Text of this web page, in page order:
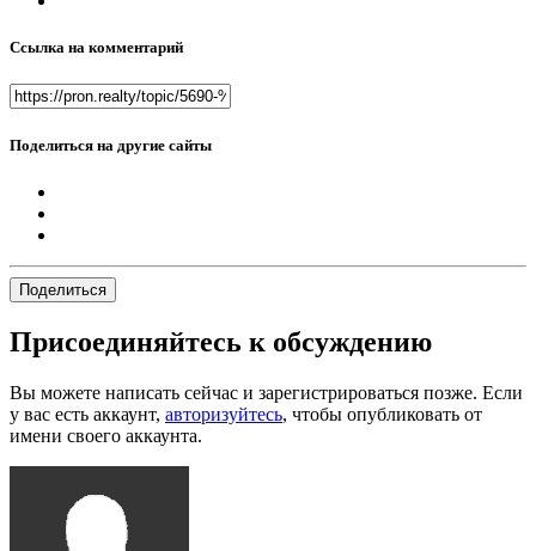
Ссылка на комментарий
Поделиться на другие сайты
Поделиться
Присоединяйтесь к обсуждению
Вы можете написать сейчас и зарегистрироваться позже. Если
у вас есть аккаунт, авторизуйтесь, чтобы опубликовать от
имени своего аккаунта.